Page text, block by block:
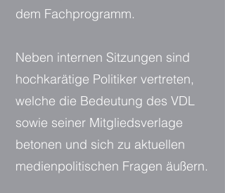
dem Fachprogramm.
Neben internen Sitzungen sind
hochkarätige Politiker vertreten,
welche die Bedeutung des VDL
sowie seiner Mitgliedsverlage
betonen und sich zu aktuellen
medienpolitischen Fragen äußern.